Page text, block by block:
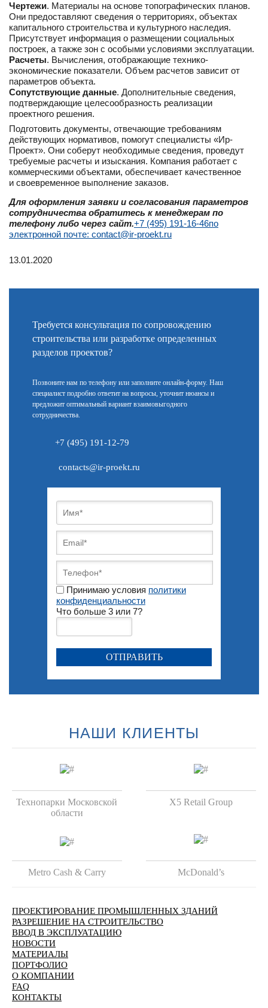
Чертежи. Материалы на основе топографических планов.
Они предоставляют сведения о территориях, объектах
капитального строительства и культурного наследия.
Присутствует информация о размещении социальных
построек, а также зон с особыми условиями эксплуатации.
Расчеты. Вычисления, отображающие технико-
экономические показатели. Объем расчетов зависит от
параметров объекта.
Сопутствующие данные. Дополнительные сведения,
подтверждающие целесообразность реализации
проектного решения.
Подготовить документы, отвечающие требованиям
действующих нормативов, помогут специалисты «Ир-
Проект». Они соберут необходимые сведения, проведут
требуемые расчеты и изыскания. Компания работает с
коммерческими объектами, обеспечивает качественное
и своевременное выполнение заказов.
Для оформления заявки и согласования параметров
сотрудничества обратитесь к менеджерам по
телефону либо через сайт.+7 (495) 191-16-46по
электронной почте: contact@ir-proekt.ru
13.01.2020
Требуется консультация по сопровождению
строительства или разработке определенных
разделов проектов?
Позвоните нам по телефону или заполните онлайн-форму. Наш
специалист подробно ответит на вопросы, уточнит нюансы и
предложит оптимальный вариант взаимовыгодного
сотрудничества.
+7 (495) 191-12-79
contacts@ir-proekt.ru
Принимаю условия политики
конфиденциальности
Что больше 3 или 7?
НАШИ КЛИЕНТЫ
Технопарки Московской
области
X5 Retail Group
Metro Cash & Carry McDonald’s
ПРОЕКТИРОВАНИЕ ПРОМЫШЛЕННЫХ ЗДАНИЙ
РАЗРЕШЕНИЕ НА СТРОИТЕЛЬСТВО
ВВОД В ЭКСПЛУАТАЦИЮ
НОВОСТИ
МАТЕРИАЛЫ
ПОРТФОЛИО
О КОМПАНИИ
FAQ
КОНТАКТЫ